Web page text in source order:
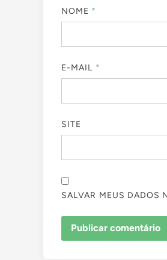
NOME *
E-MAIL *
SITE
SALVAR MEUS DADOS